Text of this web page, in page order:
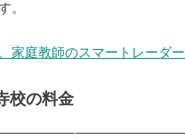
。
家庭教師のスマートレーダー
校の料金